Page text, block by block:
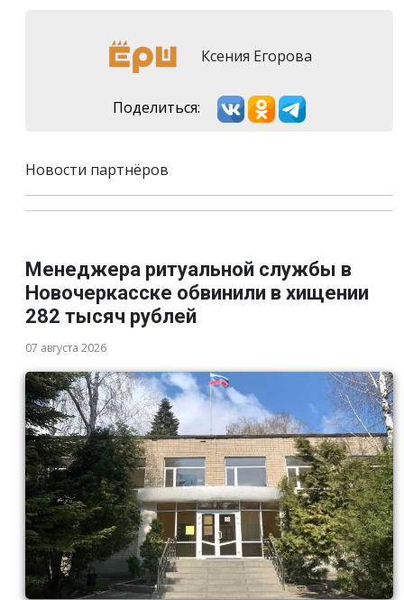
Ксения Егорова
Поделиться:
Новости партнёров
Менеджера ритуальной службы в
Новочеркасске обвинили в хищении
282 тысяч рублей
07 августа 2026